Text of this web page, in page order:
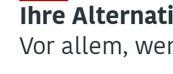
Ihre
Vor allem,